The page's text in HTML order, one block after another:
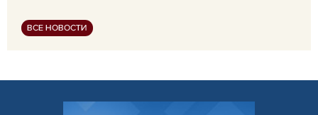
ВСЕ НОВОСТИ